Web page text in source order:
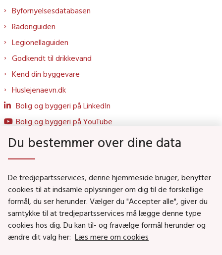
Byfornyelsesdatabasen
Radonguiden
Legionellaguiden
Godkendt til drikkevand
Kend din byggevare
Huslejenaevn.dk
Bolig og byggeri på LinkedIn
Bolig og byggeri på YouTube
Social- og Boligministeriet
Job i Social- og Boligstyrelsen
Puljer og tilskud
Nyhedsbreve
Du bestemmer over dine data
De tredjepartsservices, denne hjemmeside bruger, benytter
cookies til at indsamle oplysninger om dig til de forskellige
formål, du ser herunder. Vælger du "Accepter alle", giver du
samtykke til at tredjepartsservices må lægge denne type
cookies hos dig. Du kan til- og fravælge formål herunder og
ændre dit valg her: Læs mere om cookies